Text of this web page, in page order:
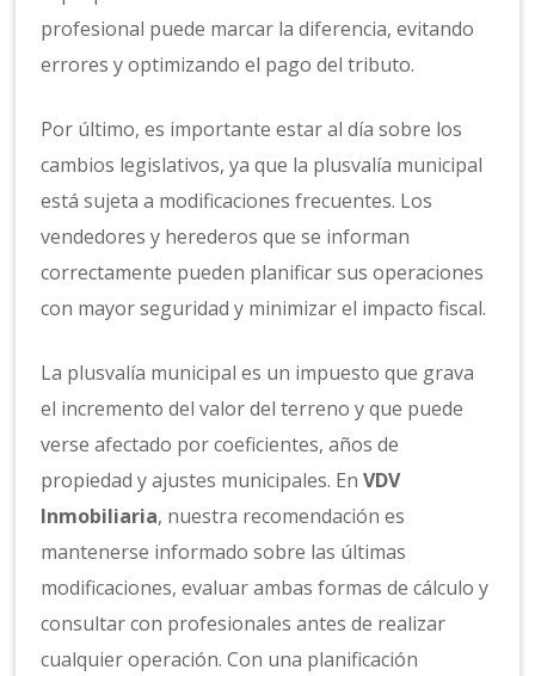
profesional puede marcar la diferencia, evitando
errores y optimizando el pago del tributo.
Por último, es importante estar al día sobre los
cambios legislativos, ya que la plusvalía municipal
está sujeta a modificaciones frecuentes. Los
vendedores y herederos que se informan
correctamente pueden planificar sus operaciones
con mayor seguridad y minimizar el impacto fiscal.
La plusvalía municipal es un impuesto que grava
el incremento del valor del terreno y que puede
verse afectado por coeficientes, años de
propiedad y ajustes municipales. EnVDV
Inmobiliaria, nuestra recomendación es
mantenerse informado sobre las últimas
modificaciones, evaluar ambas formas de cálculo y
consultar con profesionales antes de realizar
cualquier operación. Con una planificación